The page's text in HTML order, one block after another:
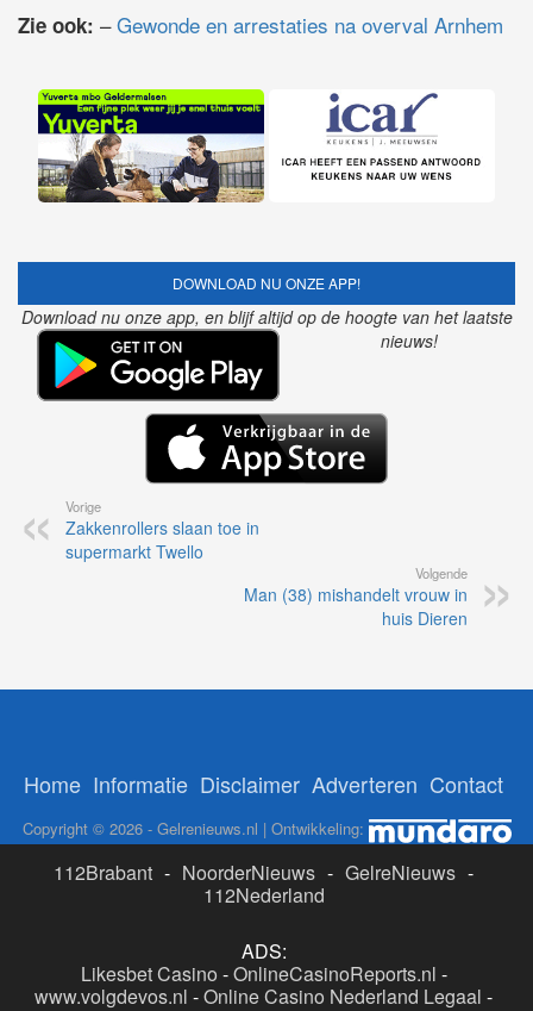
Zie ook: –Gewonde en arrestaties na overval Arnhem
DOWNLOAD NU ONZE APP!
Download nu onze app, en blijf altijd op de hoogte van het laatste
nieuws!
Vorige
Zakkenrollers slaan toe in
supermarkt Twello
Volgende
Man (38) mishandelt vrouw in
huis Dieren
Home Informatie Disclaimer Adverteren Contact
Copyright © 2026 - Gelrenieuws.nl | Ontwikkeling:
112Brabant - NoorderNieuws - GelreNieuws -
112Nederland
ADS:
Likesbet Casino -OnlineCasinoReports.nl -
www.volgdevos.nl -Online Casino Nederland Legaal -